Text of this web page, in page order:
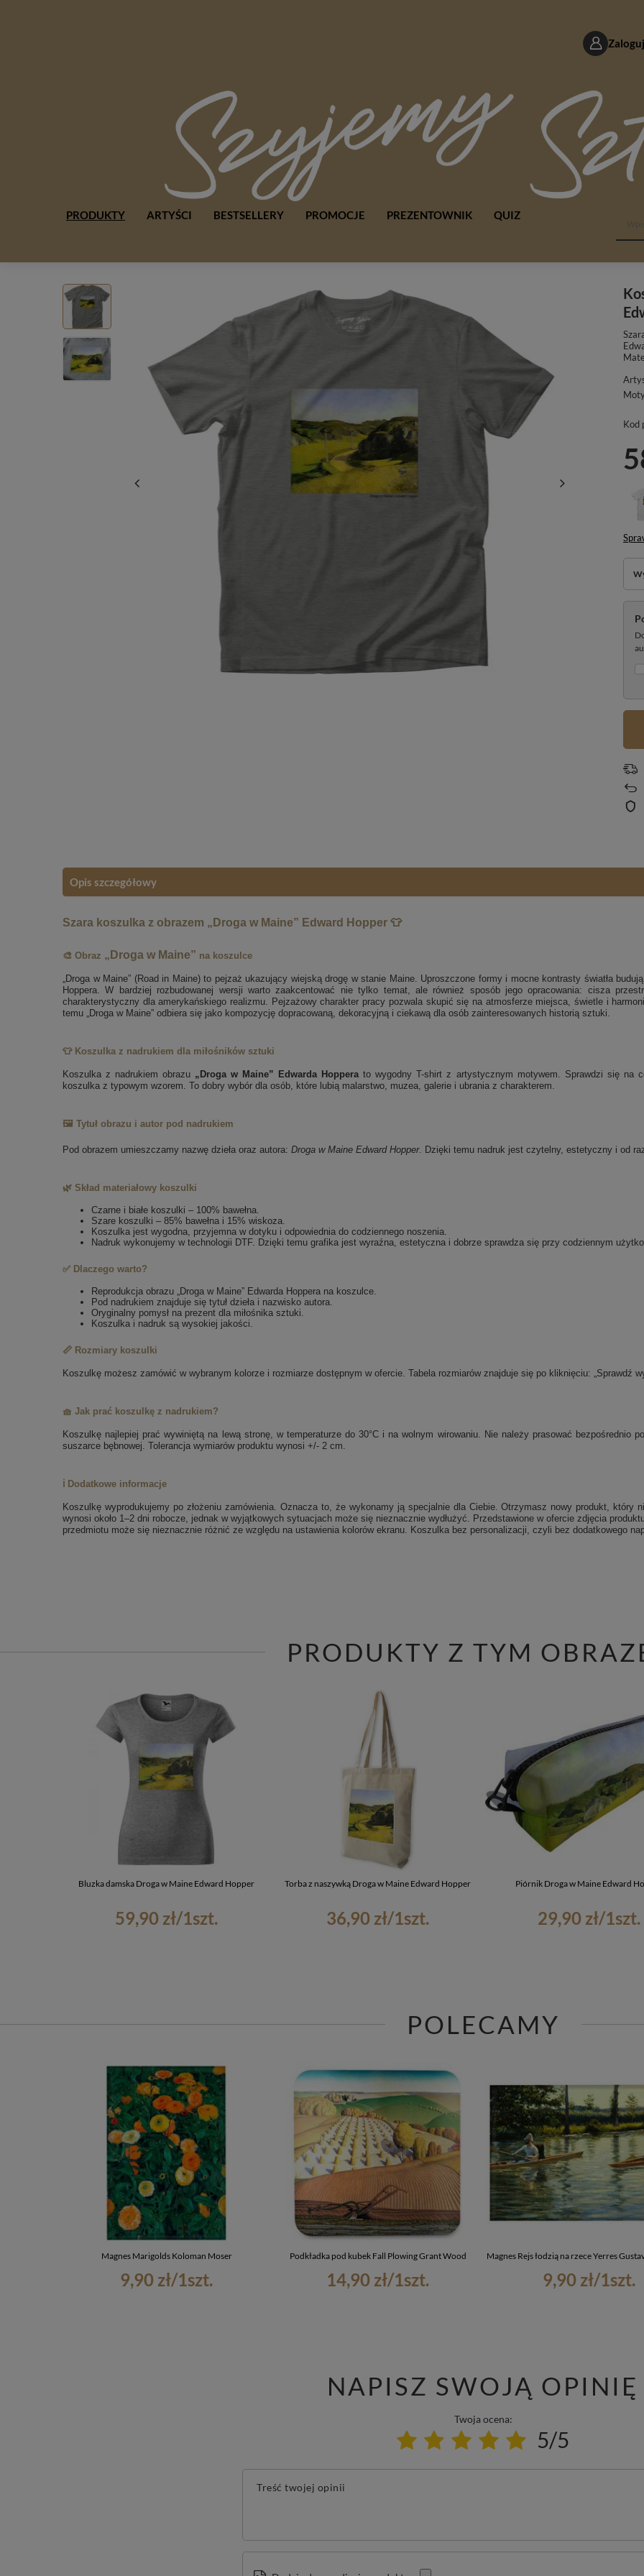
PRODUKTY ARTYŚCI BESTSELLERY PROMOCJE PREZENTOWNIK QUIZ
Kod
Opis szczegółowy
Szara koszulka z obrazem „Droga w Maine” Edward Hopper 👕
🎨 Obraz „Droga w Maine” na koszulce
„Droga w Maine” (Road in Maine) to pejzaż ukazujący wiejską drogę w stanie Maine. Uproszczone formy i mocne kontrasty światła
Hoppera. W bardziej rozbudowanej wersji warto zaakcentować nie tylko temat, ale również sposób jego opracowania: cisza
charakterystyczny dla amerykańskiego realizmu. Pejzażowy charakter pracy pozwala skupić się na atmosferze miejsca, świetle i
temu „Droga w Maine” odbiera się jako kompozycję dopracowaną, dekoracyjną i ciekawą dla osób zainteresowanych historią sztuki.
👕 Koszulka z nadrukiem dla miłośników sztuki
Koszulka z nadrukiem obrazu „Droga w Maine” Edwarda Hoppera to wygodny T-shirt z artystycznym motywem. Sprawdzi się na
koszulka z typowym wzorem. To dobry wybór dla osób, które lubią malarstwo, muzea, galerie i ubrania z charakterem.
🖼️ Tytuł obrazu i autor pod nadrukiem
Pod obrazem umieszczamy nazwę dzieła oraz autora: Droga w Maine Edward Hopper. Dzięki temu nadruk jest czytelny, estetyczny i od
🌿 Skład materiałowy koszulki
Czarne i białe koszulki – 100% bawełna.
Szare koszulki – 85% bawełna i 15% wiskoza.
Koszulka jest wygodna, przyjemna w dotyku i odpowiednia do codziennego noszenia.
Nadruk wykonujemy w technologii DTF. Dzięki temu grafika jest wyraźna, estetyczna i dobrze sprawdza się przy codziennym
✅ Dlaczego warto?
Reprodukcja obrazu „Droga w Maine” Edwarda Hoppera na koszulce.
Pod nadrukiem znajduje się tytuł dzieła i nazwisko autora.
Oryginalny pomysł na prezent dla miłośnika sztuki.
Koszulka i nadruk są wysokiej jakości.
📏 Rozmiary koszulki
Koszulkę możesz zamówić w wybranym kolorze i rozmiarze dostępnym w ofercie. Tabela rozmiarów znajduje się po kliknięciu: „Sprawdź
🧺 Jak prać koszulkę z nadrukiem?
Koszulkę najlepiej prać wywiniętą na lewą stronę, w temperaturze do 30°C i na wolnym wirowaniu. Nie należy prasować bezpośrednio
suszarce bębnowej. Tolerancja wymiarów produktu wynosi +/- 2 cm.
ℹ️ Dodatkowe informacje
Koszulkę wyprodukujemy po złożeniu zamówienia. Oznacza to, że wykonamy ją specjalnie dla Ciebie. Otrzymasz nowy produkt, który
wynosi około 1–2 dni robocze, jednak w wyjątkowych sytuacjach może się nieznacznie wydłużyć. Przedstawione w ofercie zdjęcia
przedmiotu może się nieznacznie różnić ze względu na ustawienia kolorów ekranu. Koszulka bez personalizacji, czyli bez dodatkowego
PRODUKTY Z TYM
Bluzka damska Droga w Maine Edward Hopper
59,90 zł/1szt.
Torba z naszywką Droga w Maine Edward Hopper
36,90 zł/1szt.
Piórnik Droga w Maine Edward
29,90 zł/1szt.
POLECAMY
Magnes Marigolds Koloman Moser
9,90 zł/1szt.
Podkładka pod kubek Fall Plowing Grant Wood
14,90 zł/1szt.
Magnes Rejs łodzią na rzece Yerres
9,90 zł/1szt.
NAPISZ SWOJĄ OPINIĘ
Twoja ocena:
5/5
Treść twojej opinii